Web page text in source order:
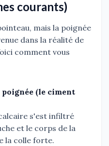
courants)
mais la poignée
dans la réalité de
comment vous
poignée (le ciment
s'est infiltré
et le corps de la
la colle forte.